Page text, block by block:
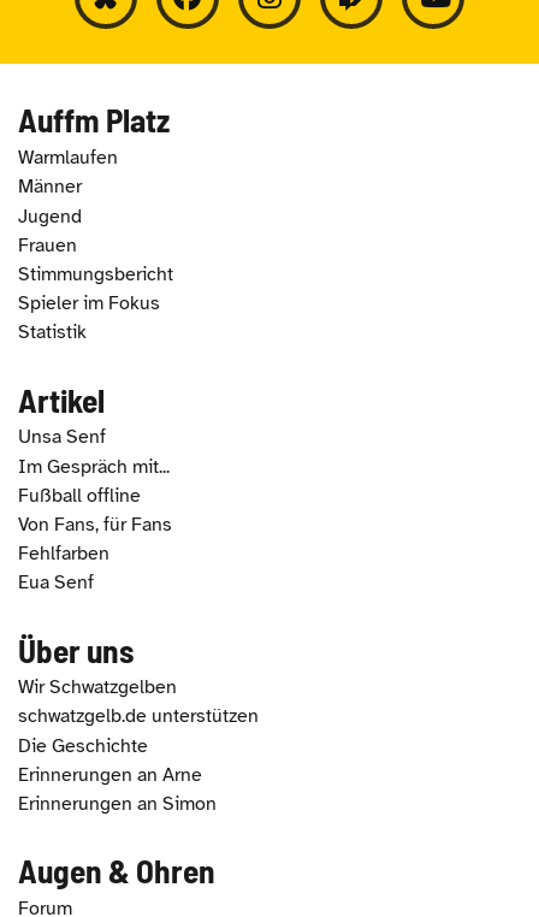
Auffm Platz
Warmlaufen
Männer
Jugend
Frauen
Stimmungsbericht
Spieler im Fokus
Statistik
Artikel
Unsa Senf
Im Gespräch mit...
Fußball offline
Von Fans, für Fans
Fehlfarben
Eua Senf
Über uns
Wir Schwatzgelben
schwatzgelb.de unterstützen
Die Geschichte
Erinnerungen an Arne
Erinnerungen an Simon
Augen & Ohren
Forum